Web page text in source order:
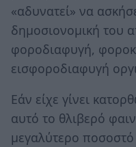
«αδυνατεί» να
δημοσιονομική του
φοροδιαφυγή,
εισφοροδιαφυγή
Εάν είχε γίνει
αυτό το θλιβερό
μεγαλύτερο ποσοστό